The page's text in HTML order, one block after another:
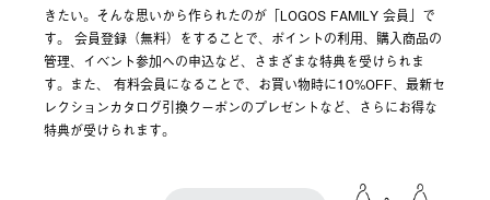
きたい。そんな思いから作られたのが「LOGOS FAMILY 会員」で
す。 会員登録（無料）をすることで、ポイントの利用、購入商品の
管理、イベント参加への申込など、さまざまな特典を受けられま
す。また、 有料会員になることで、お買い物時に10%OFF、最新セ
レクションカタログ引換クーポンのプレゼントなど、さらにお得な
特典が受けられます。